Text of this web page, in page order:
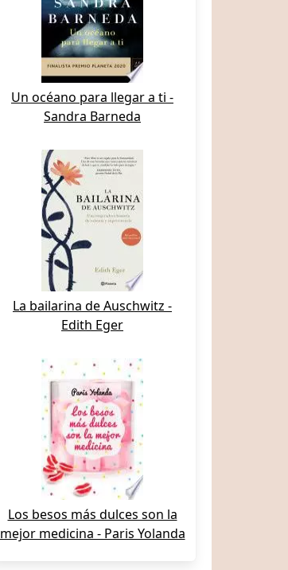
Un océano para llegar a ti -
Sandra Barneda
La bailarina de Auschwitz -
Edith Eger
Los besos más dulces son la
mejor medicina - Paris Yolanda